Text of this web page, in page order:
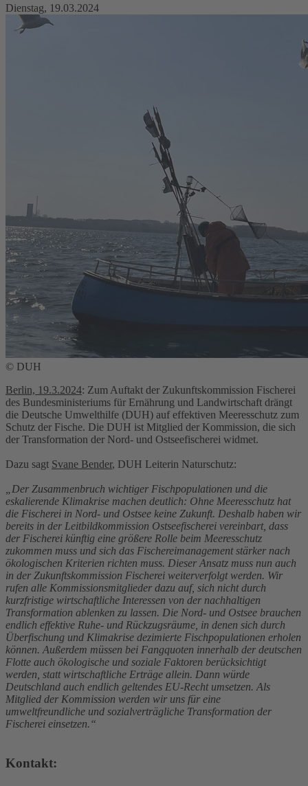
Dienstag, 19.03.2024
© DUH
Berlin, 19.3.2024: Zum Auftakt der Zukunftskommission Fischerei
des Bundesministeriums für Ernährung und Landwirtschaft drängt
die Deutsche Umwelthilfe (DUH) auf effektiven Meeresschutz zum
Schutz der Fische. Die DUH ist Mitglied der Kommission, die sich
der Transformation der Nord- und Ostseefischerei widmet.
Dazu sagt Svane Bender, DUH Leiterin Naturschutz:
„Der Zusammenbruch wichtiger Fischpopulationen und die
eskalierende Klimakrise machen deutlich: Ohne Meeresschutz hat
die Fischerei in Nord- und Ostsee keine Zukunft. Deshalb haben wir
bereits in der Leitbildkommission Ostseefischerei vereinbart, dass
der Fischerei künftig eine größere Rolle beim Meeresschutz
zukommen muss und sich das Fischereimanagement stärker nach
ökologischen Kriterien richten muss. Dieser Ansatz muss nun auch
in der Zukunftskommission Fischerei weiterverfolgt werden. Wir
rufen alle Kommissionsmitglieder dazu auf, sich nicht durch
kurzfristige wirtschaftliche Interessen von der nachhaltigen
Transformation ablenken zu lassen. Die Nord- und Ostsee brauchen
endlich effektive Ruhe- und Rückzugsräume, in denen sich durch
Überfischung und Klimakrise dezimierte Fischpopulationen erholen
können. Außerdem müssen bei Fangquoten innerhalb der deutschen
Flotte auch ökologische und soziale Faktoren berücksichtigt
werden, statt wirtschaftliche Erträge allein. Dann würde
Deutschland auch endlich geltendes EU-Recht umsetzen. Als
Mitglied der Kommission werden wir uns für eine
umweltfreundliche und sozialverträgliche Transformation der
Fischerei einsetzen.“
Kontakt: